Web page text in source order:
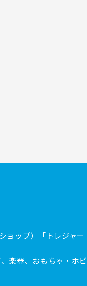
ョップ）「トレジャー
楽器、おもちゃ・ホビ